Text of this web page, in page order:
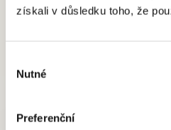
získali v důsledku toho, že
souhlasu
Nutné
Preferenční